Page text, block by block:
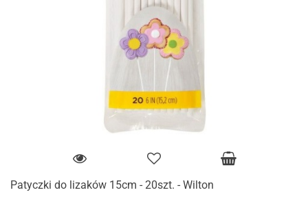
Patyczki do lizaków 15cm - 20szt. - Wilton